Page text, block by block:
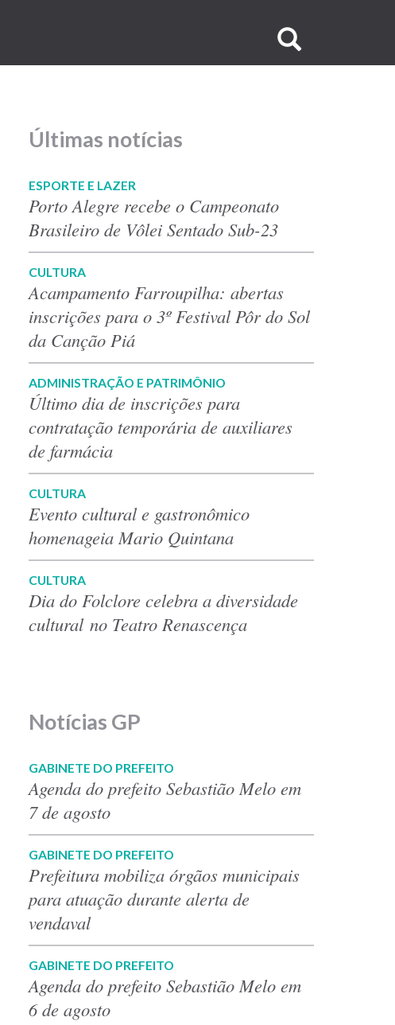
no
Últimas notícias
ESPORTE E LAZER
Porto Alegre recebe o Campeonato
Brasileiro de Vôlei Sentado Sub-23
CULTURA
Acampamento Farroupilha: abertas
inscrições para o 3º Festival Pôr do Sol
da Canção Piá
ADMINISTRAÇÃO E PATRIMÔNIO
Último dia de inscrições para
contratação temporária de auxiliares
de farmácia
CULTURA
Evento cultural e gastronômico
homenageia Mario Quintana
CULTURA
Dia do Folclore celebra a diversidade
cultural no Teatro Renascença
Notícias GP
GABINETE DO PREFEITO
Agenda do prefeito Sebastião Melo em
7 de agosto
GABINETE DO PREFEITO
Prefeitura mobiliza órgãos municipais
para atuação durante alerta de
vendaval
GABINETE DO PREFEITO
Agenda do prefeito Sebastião Melo em
6 de agosto